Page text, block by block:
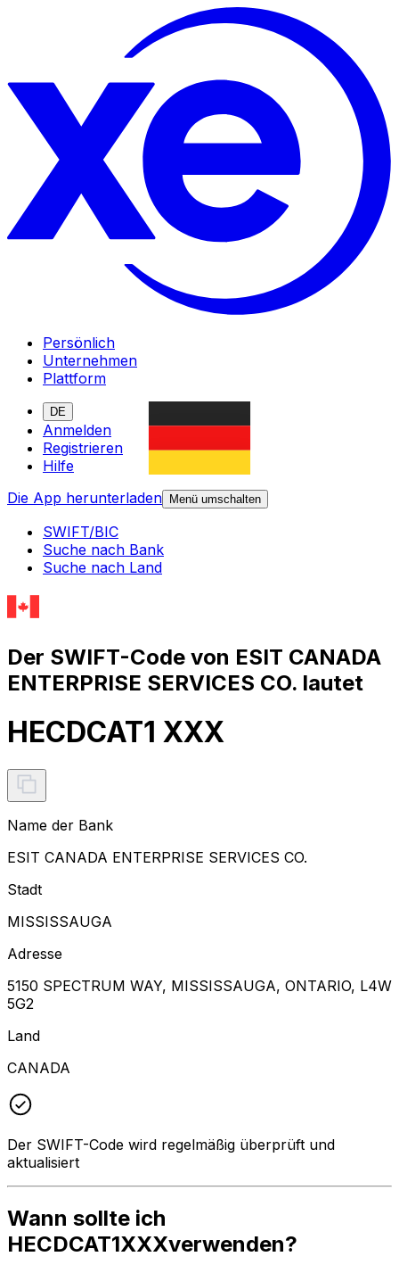
Persönlich
Unternehmen
Plattform
DE
Anmelden
Registrieren
Hilfe
Die App herunterladen
Menü umschalten
SWIFT/BIC
Suche nach Bank
Suche nach Land
Der SWIFT-Code von ESIT CANADA
ENTERPRISE SERVICES CO. lautet
HECDCAT1 XXX
Name der Bank
ESIT CANADA ENTERPRISE SERVICES CO.
Stadt
MISSISSAUGA
Adresse
5150 SPECTRUM WAY, MISSISSAUGA, ONTARIO, L4W
5G2
Land
CANADA
Der SWIFT-Code wird regelmäßig überprüft und
aktualisiert
Wann sollte ich
HECDCAT1XXXverwenden?